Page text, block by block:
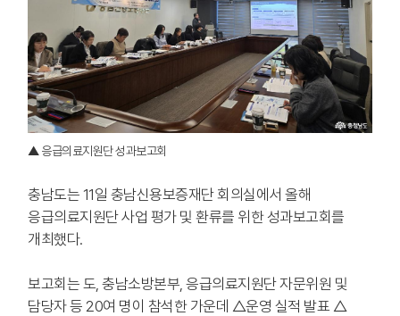
▲ 응급의료지원단 성과보고회
충남도는 11일 충남신용보증재단 회의실에서 올해
응급의료지원단 사업 평가 및 환류를 위한 성과보고회를
개최했다.
보고회는 도, 충남소방본부, 응급의료지원단 자문위원 및
담당자 등 20여 명이 참석한 가운데 △운영 실적 발표 △